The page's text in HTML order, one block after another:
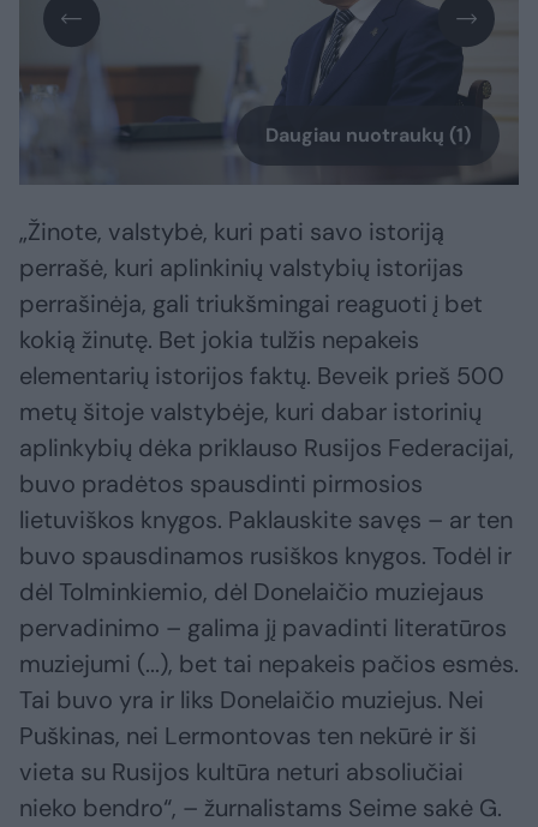
Daugiau nuotraukų (1)
„Žinote, valstybė, kuri pati savo istoriją
perrašė, kuri aplinkinių valstybių istorijas
perrašinėja, gali triukšmingai reaguoti į bet
kokią žinutę. Bet jokia tulžis nepakeis
elementarių istorijos faktų. Beveik prieš 500
metų šitoje valstybėje, kuri dabar istorinių
aplinkybių dėka priklauso Rusijos Federacijai,
buvo pradėtos spausdinti pirmosios
lietuviškos knygos. Paklauskite savęs – ar ten
buvo spausdinamos rusiškos knygos. Todėl ir
dėl Tolminkiemio, dėl Donelaičio muziejaus
pervadinimo – galima jį pavadinti literatūros
muziejumi (...), bet tai nepakeis pačios esmės.
Tai buvo yra ir liks Donelaičio muziejus. Nei
Puškinas, nei Lermontovas ten nekūrė ir ši
vieta su Rusijos kultūra neturi absoliučiai
nieko bendro“, – žurnalistams Seime sakė G.